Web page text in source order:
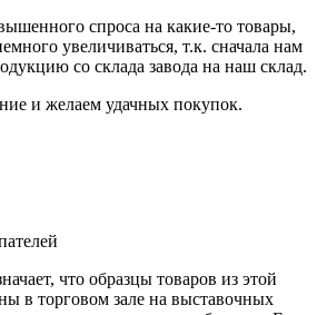
спроса на какие-то товары,
увеличиваться, т.к. сначала нам
со склада завода на наш склад.
и желаем удачных покупок.
что образцы товаров из этой
в торговом зале на выставочных